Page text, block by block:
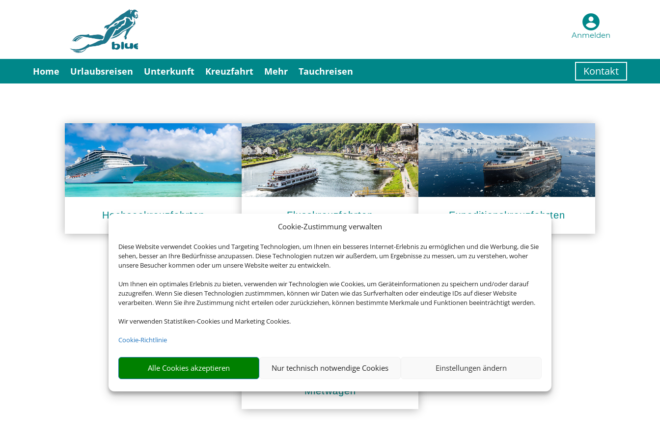
Cookie-Zustimmung verwalten
Diese Website verwendet Cookies und Targeting Technologien, um Ihnen ein besseres Internet-Erlebnis zu ermöglichen und die Werbung, die Sie
sehen, besser an Ihre Bedürfnisse anzupassen. Diese Technologien nutzen wir außerdem, um Ergebnisse zu messen, um zu verstehen, woher
unsere Besucher kommen oder um unsere Website weiter zu entwickeln.
Um Ihnen ein optimales Erlebnis zu bieten, verwenden wir Technologien wie Cookies, um Geräteinformationen zu speichern und/oder darauf
zuzugreifen. Wenn Sie diesen Technologien zustimmmen, können wir Daten wie das Surfverhalten oder eindeutige IDs auf dieser Website
verarbeiten. Wenn Sie ihre Zustimmung nicht erteilen oder zurückziehen, können bestimmte Merkmale und Funktionen beeinträchtigt werden.
Wir verwenden Statistiken-Cookies und Marketing Cookies.
Cookie-Richtlinie
Alle Cookies akzeptieren Nur technisch notwendige Cookies Einstellungen ändern
Anmelden
Home Urlaubsreisen Unterkunft Kreuzfahrt Mehr Tauchreisen Kontakt
Hochseekreuzfahrten Flusskreuzfahrten Expeditionskreuzfahrten
Empfehlungen für Ihre Reise
Sinnvolle Extras, die oft dazu gebucht werden.
Mietwagen